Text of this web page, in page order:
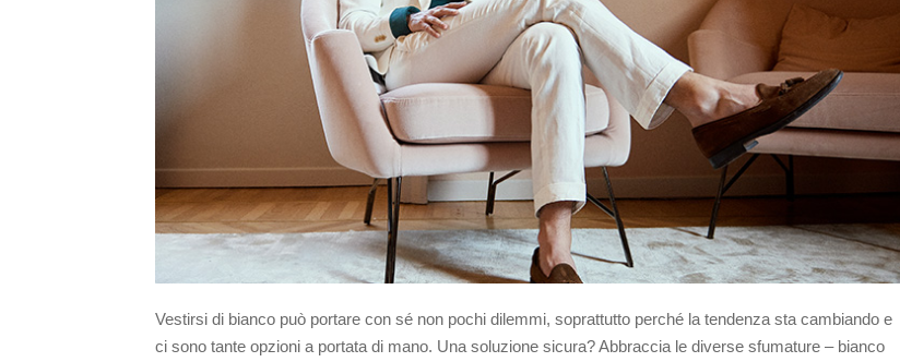
Vestirsi di bianco può portare con sé non pochi dilemmi, soprattutto perché la tendenza sta cambiando e
ci sono tante opzioni a portata di mano. Una soluzione sicura? Abbraccia le diverse sfumature – bianco